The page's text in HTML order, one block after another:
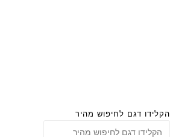
הקלידו דגם לחיפוש מהיר